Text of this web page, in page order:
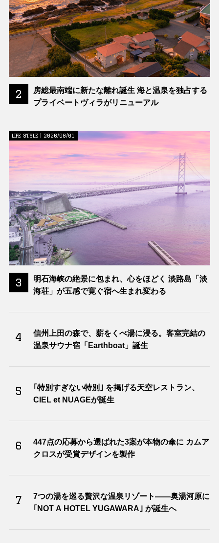
2
房総最南端に新たな離れ誕生 海と温泉を独占する
プライベートヴィラがリニューアル
3
LIFE STYLE | 2026/08/01
明石海峡の絶景に包まれ、心をほどく 淡路島「淡
海荘」が五感で寛ぐ宿へ生まれ変わる
4
信州上田の森で、薪をくべ湯に浸る。客室完結の
温泉サウナ宿「Earthboat」誕生
5
｢特別すぎない特別｣ を掲げる天空レストラン、
CIEL et NUAGEが誕生
6
447点の応募から選ばれた3案が本物の傘に カムア
クロスが受賞デザインを製作
7
7つの湯を巡る贅沢な温泉リゾート――奥湯河原に
｢NOT A HOTEL YUGAWARA｣ が誕生へ